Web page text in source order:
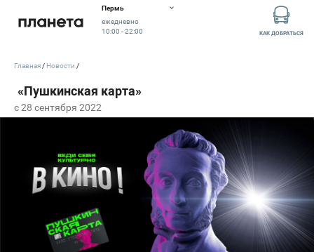
Пермь
ежедневно
10:00 - 22:00
КАК ДОБРАТЬСЯ
c 28 сентября 2022
Главная Новости